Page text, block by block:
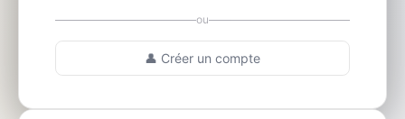
ou
👤 Créer un compte